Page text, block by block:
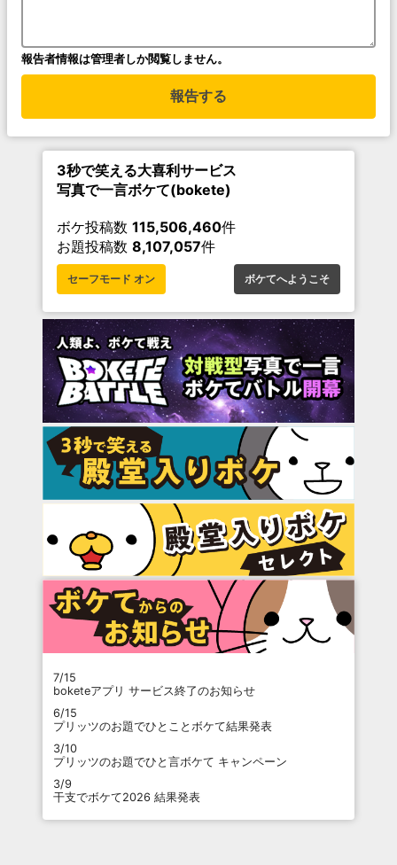
報告者情報は管理者しか閲覧しません。
報告する
3秒で笑える大喜利サービス
写真で一言ボケて(bokete)
ボケ投稿数 115,506,460件
お題投稿数 8,107,057件
セーフモード オン ボケてへようこそ
7/15
boketeアプリ サービス終了のお知らせ
6/15
プリッツのお題でひとことボケて結果発表
3/10
プリッツのお題でひと言ボケて キャンペーン
3/9
干支でボケて2026 結果発表